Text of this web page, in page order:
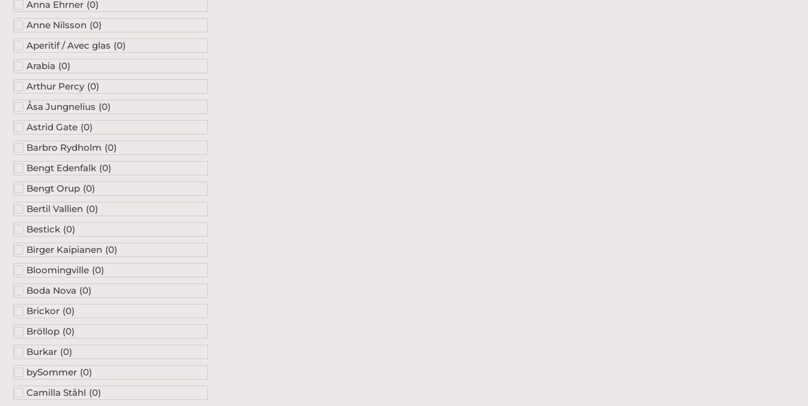
Anna Ehrner (0)
Anne Nilsson (0)
Aperitif / Avec glas (0)
Arabia (0)
Arthur Percy (0)
Åsa Jungnelius (0)
Astrid Gate (0)
Barbro Rydholm (0)
Bengt Edenfalk (0)
Bengt Orup (0)
Bertil Vallien (0)
Bestick (0)
Birger Kaipianen (0)
Bloomingville (0)
Boda Nova (0)
Brickor (0)
Bröllop (0)
Burkar (0)
bySommer (0)
Camilla Ståhl (0)